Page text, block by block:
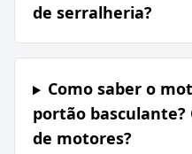
de serralheria?
Como saber o
portão basculante?
de motores?